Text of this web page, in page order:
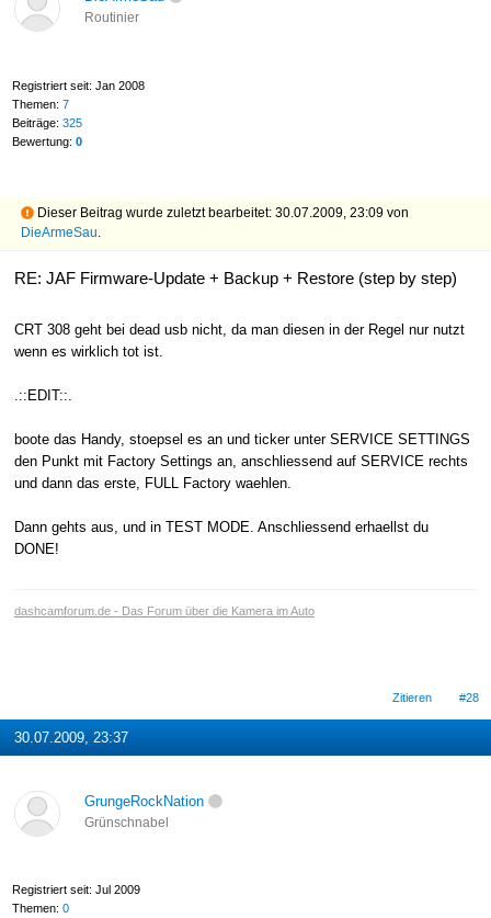
Routinier
Registriert seit: Jan 2008
Themen: 7
Beiträge: 325
Bewertung: 0
Dieser Beitrag wurde zuletzt bearbeitet: 30.07.2009, 23:09 von
DieArmeSau
RE: JAF Firmware-Update + Backup + Restore (step by step)
CRT 308 geht bei dead usb nicht, da man diesen in der Regel nur nutzt
wenn es wirklich tot ist.
.::EDIT::.
boote das Handy, stoepsel es an und ticker unter SERVICE SETTINGS
den Punkt mit Factory Settings an, anschliessend auf SERVICE rechts
und dann das erste, FULL Factory waehlen.
Dann gehts aus, und in TEST MODE. Anschliessend erhaellst du
DONE!
dashcamforum.de - Das Forum über die Kamera im Auto
Zitieren #28
30.07.2009, 23:37
GrungeRockNation
Grünschnabel
Registriert seit: Jul 2009
Themen: 0